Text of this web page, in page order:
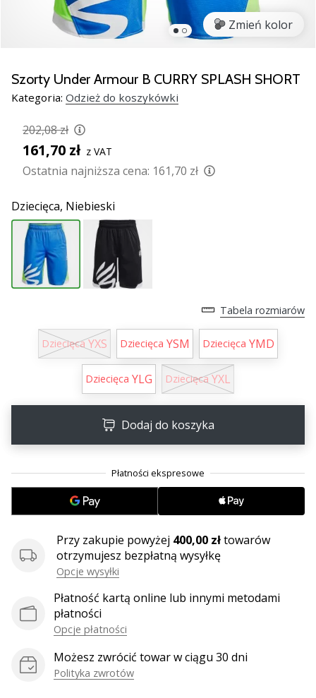
wszystkie
artykuły
Zmień kolor
Szorty Under Armour B CURRY SPLASH SHORT
Kategoria: Odzież do koszykówki
202,08 zł
161,70 zł z VAT
Ostatnia najniższa cena: 161,70 zł
Dziecięca, Niebieski
Tabela rozmiarów
Dziecięca YXS Dziecięca YSM Dziecięca YMD
Dziecięca YLG Dziecięca YXL
Dodaj do koszyka
Przy zakupie powyżej 400,00 złtowarów
otrzymujesz bezpłatną wysyłkę
Opcje wysyłki
Płatność kartą online lub innymi metodami
płatności
Opcje płatności
Możesz zwrócić towar w ciągu 30 dni
Polityka zwrotów